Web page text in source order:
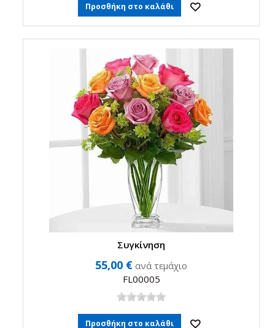
Προσθήκη στο καλάθι
Συγκίνηση
55,00 € ανά τεμάχιο
FL00005
Προσθήκη στο καλάθι